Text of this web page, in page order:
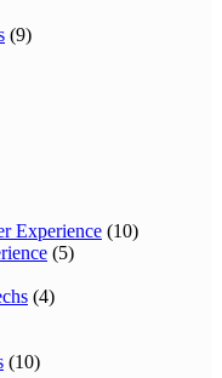
(9)
Experience (10)
(5)
(4)
(10)